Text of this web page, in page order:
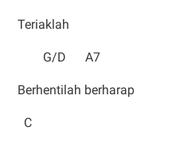
Teriaklah
G/D A7
Berhentilah berharap
C